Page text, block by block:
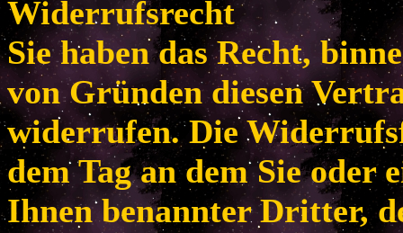
Widerrufsrecht
Sie haben das Recht,
von Gründen diesen
widerrufen. Die
dem Tag an dem Sie oder
Ihnen benannter Dritter,